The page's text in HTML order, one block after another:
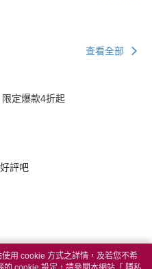
查看全部
定爆款4折起
評吧
用 cookie 方式之詳情，及若您不希